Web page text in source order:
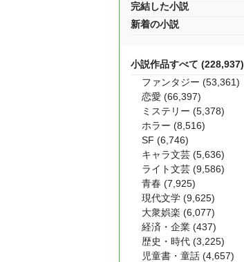
完結した小説
新着の小説
小説作品すべて (228,937)
ファンタジー (53,361)
恋愛 (66,397)
ミステリー (5,378)
ホラー (8,516)
SF (6,746)
キャラ文芸 (5,636)
ライト文芸 (9,586)
青春 (7,925)
現代文学 (9,625)
大衆娯楽 (6,077)
経済・企業 (437)
歴史・時代 (3,225)
児童書・童話 (4,657)